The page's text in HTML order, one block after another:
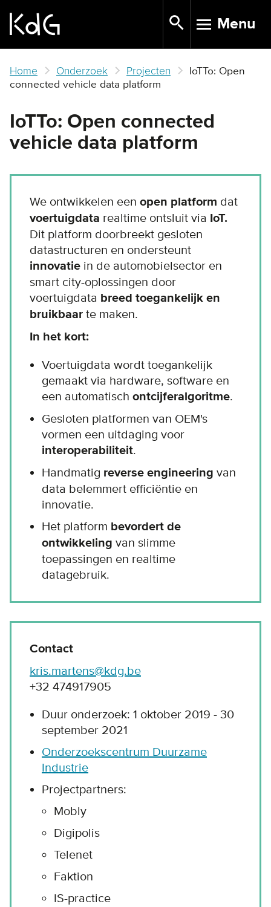
main
TOGGLE
Menu
Home Onderzoek Projecten
IoTTo: Open
connected vehicle data platform
IoTTo: Open connected
vehicle data platform
We ontwikkelen een open platform dat
voertuigdata realtime ontsluit via IoT.
Dit platform doorbreekt gesloten
datastructuren en ondersteunt
innovatie in de automobielsector en
smart city-oplossingen door
voertuigdata breed toegankelijk en
bruikbaar te maken.
In het kort:
Voertuigdata wordt toegankelijk
gemaakt via hardware, software en
een automatisch ontcijferalgoritme.
Gesloten platformen van OEM's
vormen een uitdaging voor
interoperabiliteit.
Handmatig reverse engineering van
data belemmert efficiëntie en
innovatie.
Het platform bevordert de
ontwikkeling van slimme
toepassingen en realtime
datagebruik.
Contact
kris.martens@kdg.be
+32 474917905
Duur onderzoek: 1 oktober 2019 - 30
september 2021
Onderzoekscentrum Duurzame
Industrie
Projectpartners:
Mobly
Digipolis
Telenet
Faktion
IS-practice